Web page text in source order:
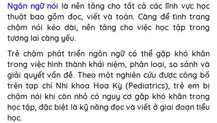
Ngôn ngữ nói là nền tảng cho tất cả các lĩnh vực học
thuật bao gồm đọc, viết và toán. Càng để tình trạng
chậm nói kéo dài, nền tảng cho việc học tập trong
tương lai càng yếu.
Trẻ chậm phát triển ngôn ngữ có thể gặp khó khăn
trong việc hình thành khái niệm, phân loại, so sánh và
giải quyết vấn đề. Theo một nghiên cứu được công bố
trên tạp chí Nhi khoa Hoa Kỳ (Pediatrics), trẻ em bị
chậm nói khi còn nhỏ có nguy cơ gặp khó khăn trong
học tập, đặc biệt là kỹ năng đọc và viết ở giai đoạn tiểu
học.